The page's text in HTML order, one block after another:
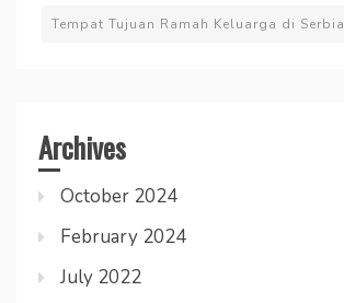
Tempat Tujuan Ramah Keluarga di Serbia
Archives
October 2024
February 2024
July 2022